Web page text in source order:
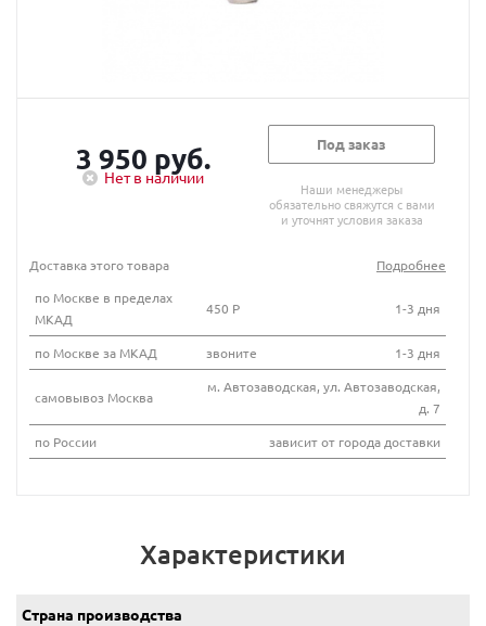
3 950 руб.
Нет в наличии
Под заказ
Наши менеджеры
обязательно свяжутся с вами
и уточнят условия заказа
Доставка этого товара
Подробнее
по Москве в пределах
МКАД
450 Р 1-3 дня
по Москве за МКАД звоните 1-3 дня
самовывоз Москва
м. Автозаводская, ул. Автозаводская,
д. 7
по России
зависит от города доставки
Характеристики
Страна производства